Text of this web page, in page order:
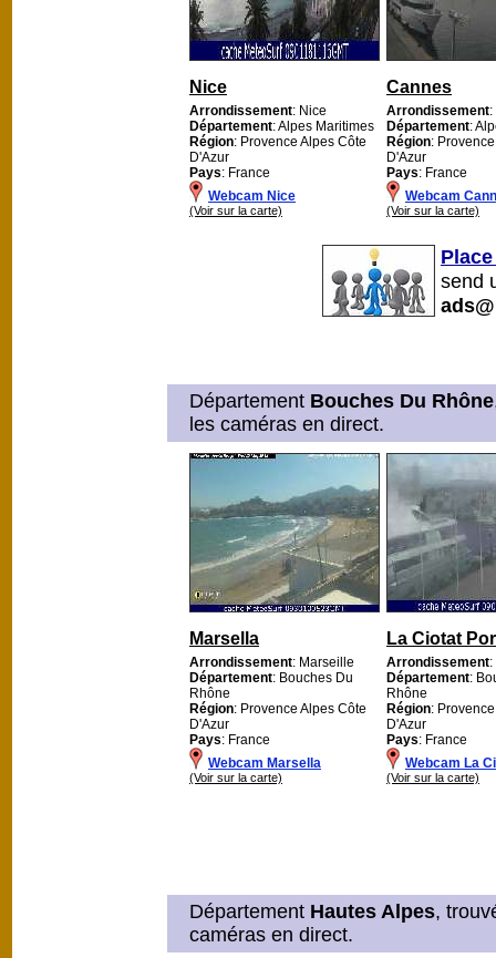
Nice
Arrondissement: Nice
Département: Alpes Maritimes
Région: Provence Alpes Côte
D'Azur
Pays: France
Webcam Nice
(Voir sur la carte)
Cannes
Arrondissement
Département:
Région:
D'Azur
Pays: France
Webcam
(Voir sur la carte)
send
Département Bouches Du Rhône
les caméras en direct.
Marsella
Arrondissement: Marseille
Département: Bouches Du
Rhône
Région: Provence Alpes Côte
D'Azur
Pays: France
Webcam Marsella
(Voir sur la carte)
La Ciotat
Arrondissement
Département:
Rhône
Région:
D'Azur
Pays: France
Webcam La
(Voir sur la carte)
Département Hautes Alpes,
caméras en direct.